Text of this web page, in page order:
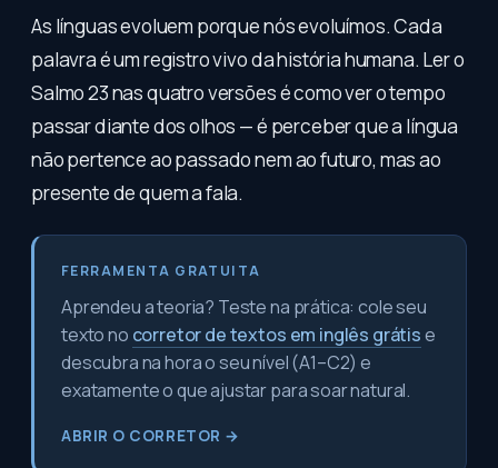
As línguas evoluem porque nós evoluímos. Cada
palavra é um registro vivo da história humana. Ler o
Salmo 23 nas quatro versões é como ver o tempo
passar diante dos olhos — é perceber que a língua
não pertence ao passado nem ao futuro, mas ao
presente de quem a fala.
FERRAMENTA GRATUITA
Aprendeu a teoria? Teste na prática: cole seu
texto no corretor de textos em inglês grátise
descubra na hora o seu nível (A1–C2) e
exatamente o que ajustar para soar natural.
ABRIR O CORRETOR →